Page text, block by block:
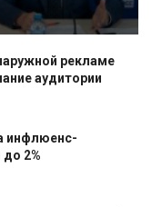
рекламе
аудитории
инфлюенс-
2%